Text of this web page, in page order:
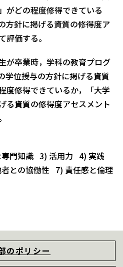
がどの程度修得できている
方針に掲げる資質の修得度ア
評価する。
が卒業時，学科の教育プログ
学位授与の方針に掲げる資質
度修得できているか，「大学
る資質の修得度アセスメント
門知識 3) 活用力 4) 実践
との協働性 7) 責任感と倫理
のポリシー